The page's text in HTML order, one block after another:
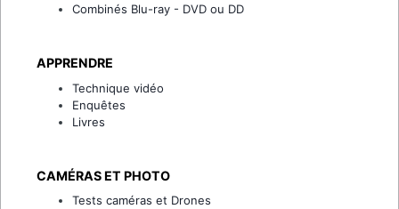
Combinés Blu-ray - DVD ou DD
APPRENDRE
Technique vidéo
Enquêtes
Livres
CAMÉRAS ET PHOTO
Tests caméras et Drones